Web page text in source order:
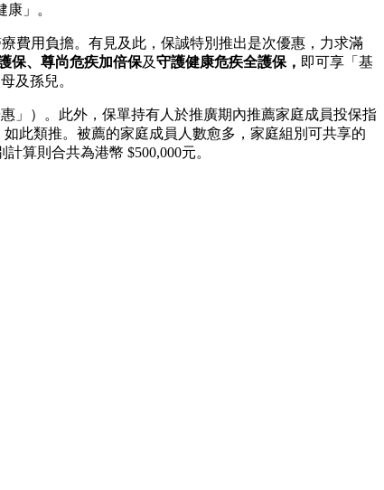
」。
費用負擔。有見及此，保誠特別推出是次優惠，力求滿
保、尊尚危疾加倍保及守護健康危疾全護保， 即可享「基
及孫兒。
」）。此外，保單持有人於推廣期內推薦家庭成員投保指
此類推。被薦的家庭成員人數愈多，家庭組別可共享的
算則合共為港幣 $500,000元。